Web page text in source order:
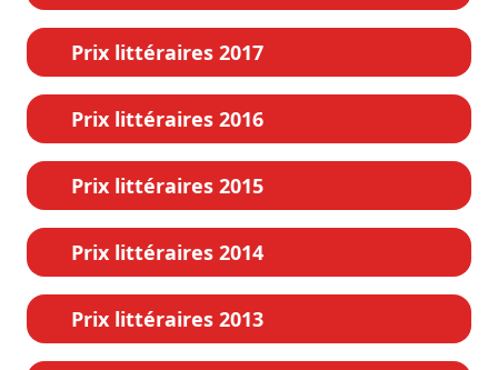
Prix littéraires 2017
Prix littéraires 2016
Prix littéraires 2015
Prix littéraires 2014
Prix littéraires 2013